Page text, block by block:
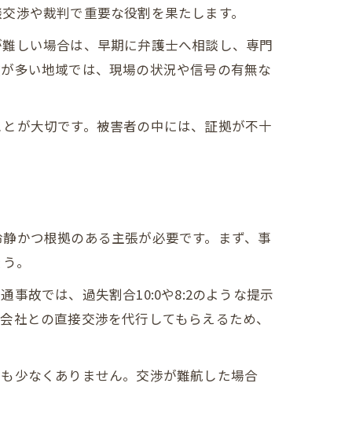
渉や裁判で重要な役割を果たします。
しい場合は、早期に弁護士へ相談し、専門
多い地域では、現場の状況や信号の有無な
が大切です。被害者の中には、証拠が不十
かつ根拠のある主張が必要です。まず、事
。
事故では、過失割合10:0や8:2のような提示
との直接交渉を代行してもらえるため、
少なくありません。交渉が難航した場合